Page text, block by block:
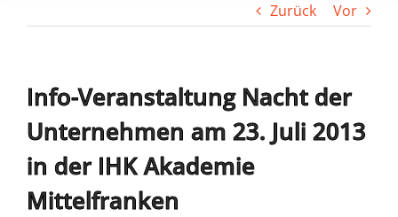
Zurück Vor
Info-Veranstaltung Nacht der
Unternehmen am 23. Juli 2013
in der IHK Akademie
Mittelfranken